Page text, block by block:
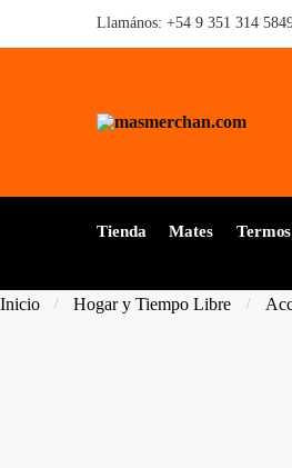
Llamános: +54 9 351 314
Tienda Mates Termos
Inicio / Hogar y Tiempo Libre /